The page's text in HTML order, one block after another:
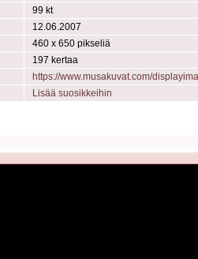
99 kt
12.06.2007
460 x 650 pikseliä
197 kertaa
https://www.musakuvat.com/
Lisää suosikkeihin